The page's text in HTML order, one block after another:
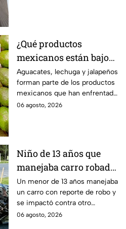
¿Qué productos
mexicanos están bajo
la lupa de Estados
Unidos? Aguacates,
lechuga y jalapeños
encabezan la lista
Aguacates, lechuga y jalapeños
forman parte de los productos
mexicanos que han enfrentado
restricciones o
06 agosto, 2026
Niño de 13 años que
manejaba carro robado
provoca brutal
accidente; hay un
muerto y heridos de
gravedad
Un menor de 13 años manejaba
un carro con reporte de robo y
se impactó contra otro
vehículo en Maryland, Estados
06 agosto, 2026